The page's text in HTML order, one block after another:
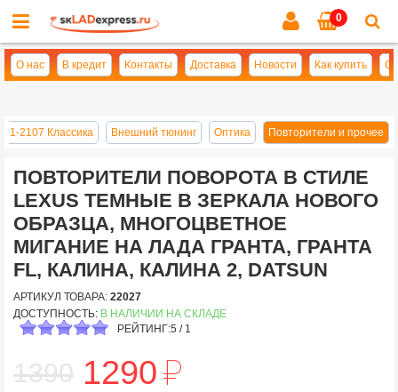
0
О нас В кредит Контакты Доставка Новости Как купить
2107 Классика Внешний тюнинг Оптика Повторители и прочее
ПОВТОРИТЕЛИ ПОВОРОТА В СТИЛЕ
LEXUS ТЕМНЫЕ В ЗЕРКАЛА НОВОГО
ОБРАЗЦА, МНОГОЦВЕТНОЕ
МИГАНИЕ НА ЛАДА ГРАНТА, ГРАНТА
FL, КАЛИНА, КАЛИНА 2, DATSUN
АРТИКУЛ ТОВАРА: 22027
ДОСТУПНОСТЬ: В НАЛИЧИИ НА СКЛАДЕ
РЕЙТИНГ:5 / 1
1390 1290й